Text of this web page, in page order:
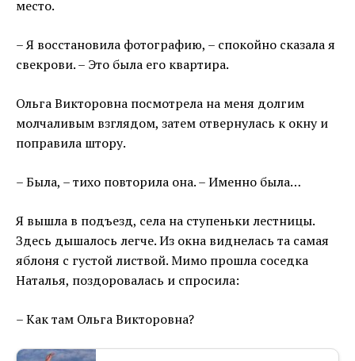
место.
– Я восстановила фотографию, – спокойно сказала я
свекрови. – Это была его квартира.
Ольга Викторовна посмотрела на меня долгим
молчаливым взглядом, затем отвернулась к окну и
поправила штору.
– Была, – тихо повторила она. – Именно была…
Я вышла в подъезд, села на ступеньки лестницы.
Здесь дышалось легче. Из окна виднелась та самая
яблоня с густой листвой. Мимо прошла соседка
Наталья, поздоровалась и спросила:
– Как там Ольга Викторовна?